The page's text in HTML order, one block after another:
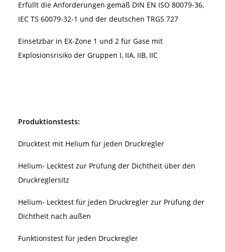
Erfüllt die Anforderungen gemäß DIN EN ISO 80079-36,
IEC TS 60079-32-1 und der deutschen TRGS 727
Einsetzbar in EX-Zone 1 und 2 für Gase mit
Explosionsrisiko der Gruppen I, IIA, IIB, IIC
Produktionstests:
Drucktest mit Helium für jeden Druckregler
Helium- Lecktest zur Prüfung der Dichtheit über den
Druckreglersitz
Helium- Lecktest für jeden Druckregler zur Prüfung der
Dichtheit nach außen
Funktionstest für jeden Druckregler